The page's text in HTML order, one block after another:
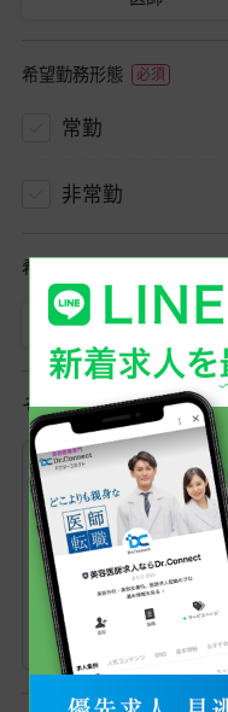
希望勤務形態
常勤
非常勤
希望勤務地
その他ご希望条件など